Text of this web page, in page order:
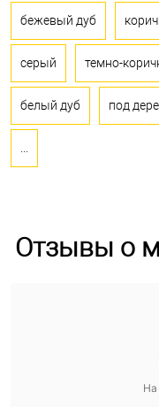
бежевый дуб
серый темно-
белый дуб под
Отзывы о
На